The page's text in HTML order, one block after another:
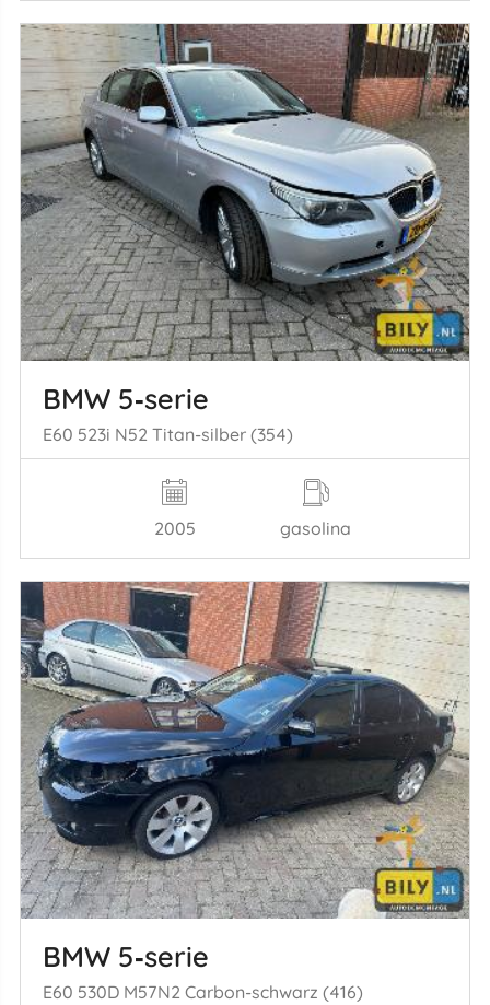
BMW 5‑serie
E60 523i N52 Titan-silber (354)
2005 gasolina
BMW 5‑serie
E60 530D M57N2 Carbon-schwarz (416)